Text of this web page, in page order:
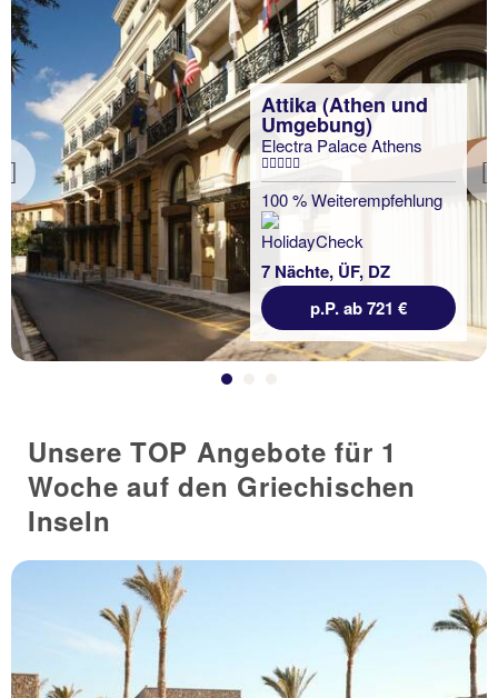
Previous
Attika (Athen und
Umgebung)
Electra Palace Athens
100 % Weiterempfehlung
7 Nächte, ÜF, DZ
p.P. ab 721 €
Unsere TOP Angebote für 1
Woche auf den Griechischen
Inseln